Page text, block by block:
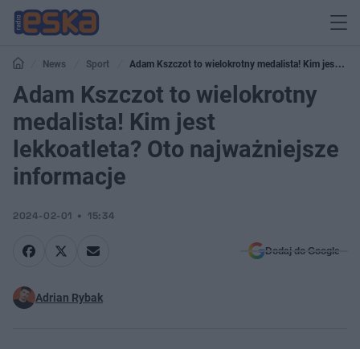
News Sport
Adam Kszczot to wielokrotny medalista! Kim jest
lekkoatleta? Oto najważniejsze informacje
Adam Kszczot to wielokrotny
medalista! Kim jest
lekkoatleta? Oto najważniejsze
informacje
2024-02-01 15:34
Dodaj do Google
Adrian Rybak